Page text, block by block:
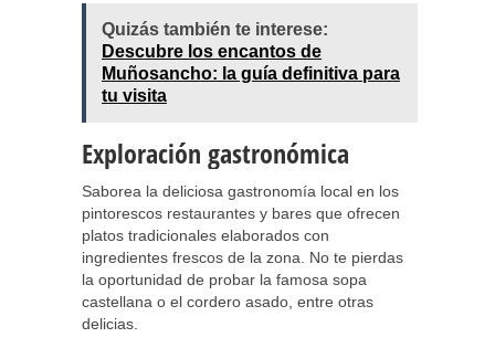
Quizás también te interese:
Descubre los encantos de
Muñosancho: la guía definitiva para
tu visita
Exploración gastronómica
Saborea la deliciosa gastronomía local en los
pintorescos restaurantes y bares que ofrecen
platos tradicionales elaborados con
ingredientes frescos de la zona. No te pierdas
la oportunidad de probar la famosa sopa
castellana o el cordero asado, entre otras
delicias.